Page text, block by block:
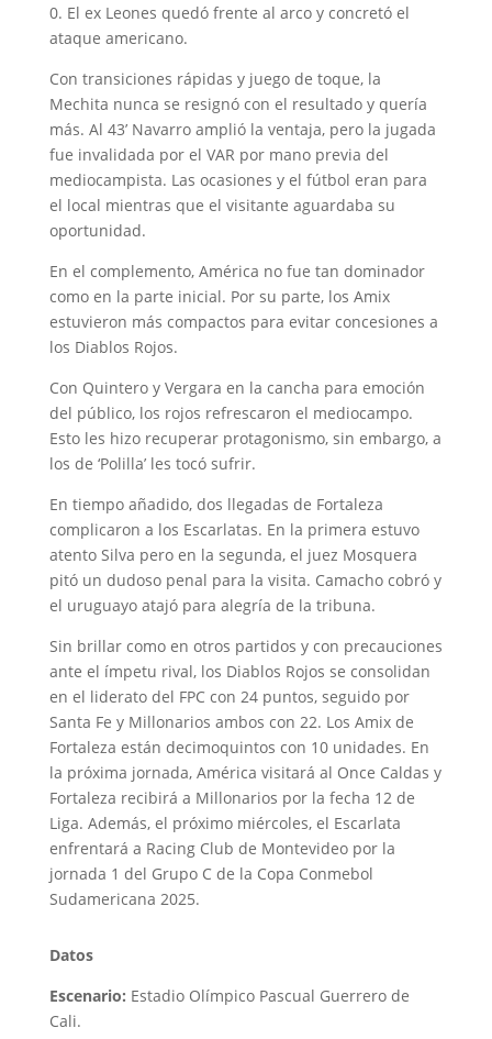
0. El ex Leones quedó frente al arco y concretó el
ataque americano.
Con transiciones rápidas y juego de toque, la
Mechita nunca se resignó con el resultado y quería
más. Al 43’ Navarro amplió la ventaja, pero la jugada
fue invalidada por el VAR por mano previa del
mediocampista. Las ocasiones y el fútbol eran para
el local mientras que el visitante aguardaba su
oportunidad.
En el complemento, América no fue tan dominador
como en la parte inicial. Por su parte, los Amix
estuvieron más compactos para evitar concesiones a
los Diablos Rojos.
Con Quintero y Vergara en la cancha para emoción
del público, los rojos refrescaron el mediocampo.
Esto les hizo recuperar protagonismo, sin embargo, a
los de ‘Polilla’ les tocó sufrir.
En tiempo añadido, dos llegadas de Fortaleza
complicaron a los Escarlatas. En la primera estuvo
atento Silva pero en la segunda, el juez Mosquera
pitó un dudoso penal para la visita. Camacho cobró y
el uruguayo atajó para alegría de la tribuna.
Sin brillar como en otros partidos y con precauciones
ante el ímpetu rival, los Diablos Rojos se consolidan
en el liderato del FPC con 24 puntos, seguido por
Santa Fe y Millonarios ambos con 22. Los Amix de
Fortaleza están decimoquintos con 10 unidades. En
la próxima jornada, América visitará al Once Caldas y
Fortaleza recibirá a Millonarios por la fecha 12 de
Liga. Además, el próximo miércoles, el Escarlata
enfrentará a Racing Club de Montevideo por la
jornada 1 del Grupo C de la Copa Conmebol
Sudamericana 2025.
Datos
Escenario: Estadio Olímpico Pascual Guerrero de
Cali.